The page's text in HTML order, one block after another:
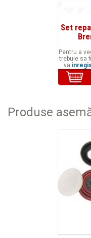
Set
Pentru a
trebuie sa
va
Produse